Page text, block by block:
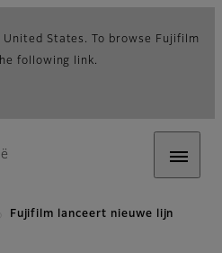
States. To browse Fujifilm
following link.
Fujifilm lanceert nieuwe lijn